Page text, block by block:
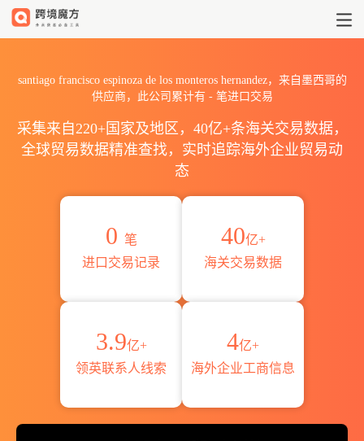
santiago francisco espinoza de los monteros hernandez，来自墨西哥的
供应商，此公司累计有 -笔进口交易
采集来自220+国家及地区，40亿+条海关交易数据，
全球贸易数据精准查找，实时追踪海外企业贸易动
态
0 笔
进口交易记录
40亿+
海关交易数据
3.9亿+
领英联系人线索
4亿+
海外企业工商信息